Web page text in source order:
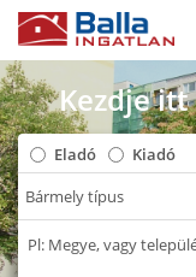
Kezdje itt
Eladó Kiadó